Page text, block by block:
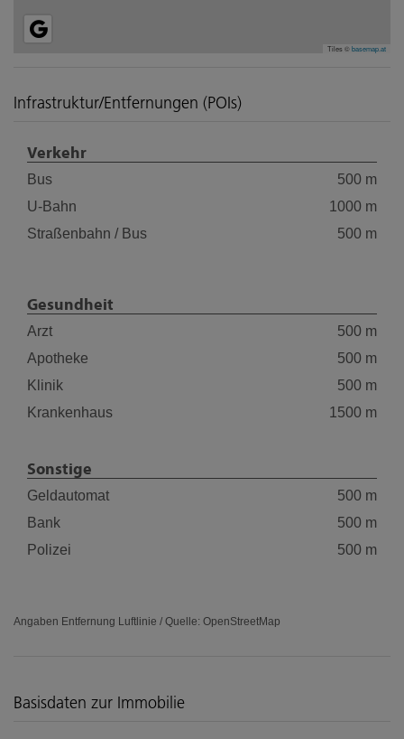
Tiles ©basemap.at
Infrastruktur/Entfernungen (POIs)
Verkehr
Bus
500 m
U-Bahn
1000 m
Straßenbahn / Bus
500 m
Gesundheit
Arzt
500 m
Apotheke
500 m
Klinik
500 m
Krankenhaus
1500 m
Sonstige
Geldautomat
500 m
Bank
500 m
Polizei
500 m
Angaben Entfernung Luftlinie / Quelle: OpenStreetMap
Basisdaten zur Immobilie